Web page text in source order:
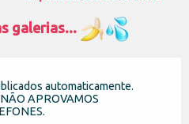
galerias...
automaticamente.
APROVAMOS